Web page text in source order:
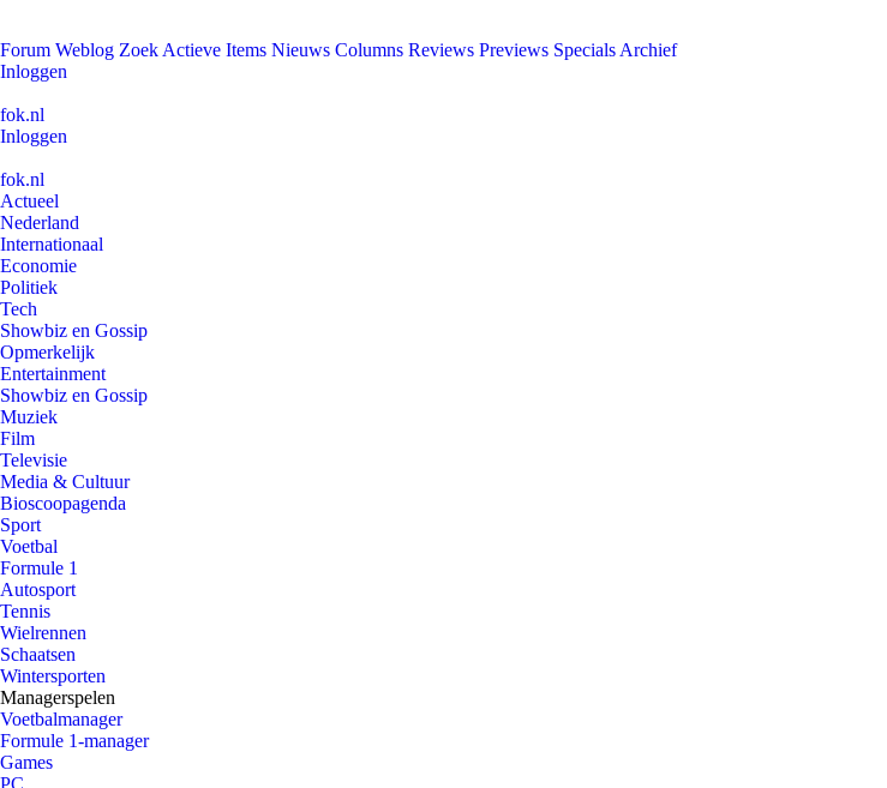
Forum Weblog Zoek Actieve Items Nieuws Columns Reviews Previews Specials Archief
Inloggen
fok.nl
Inloggen
fok.nl
Actueel
Nederland
Internationaal
Economie
Politiek
Tech
Showbiz en Gossip
Opmerkelijk
Entertainment
Showbiz en Gossip
Muziek
Film
Televisie
Media & Cultuur
Bioscoopagenda
Sport
Voetbal
Formule 1
Autosport
Tennis
Wielrennen
Schaatsen
Wintersporten
Managerspelen
Voetbalmanager
Formule 1-manager
Games
PC